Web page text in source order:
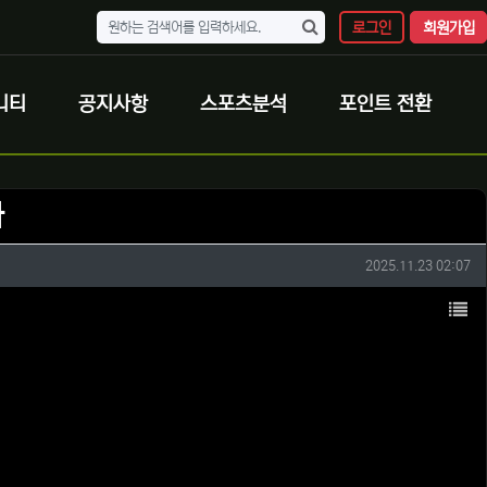
로그인 회원가입
티 공지사항 스포츠분석 포인트 전환
작성일
2025.11.23 02:07
목